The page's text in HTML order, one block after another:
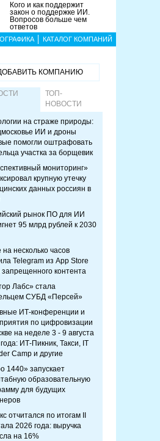
Кого и как поддержит
закон о поддержке ИИ.
Вопросов больше чем
ответов
КАТАЛОГ КОМПАНИЙ
КОМПАНИЮ
ТОП-
НОВОСТИ
на страже природы:
ИИ и дроны
помогли оштрафовать
участка за борщевик
мониторинг»
крупную утечку
данных россиян в
рынок ПО для ИИ
95 млрд рублей к 2030
на несколько часов
Telegram из App Store
запрещенного контента
Лабс» стала
СУБД «Персей»
ИТ-конференции и
по цифровизации
на неделе 3 - 9 августа
ИТ-Пикник, Такси, IT
Camp и другие
1440» запускает
образовательную
для будущих
отчитался по итогам II
2026 года: выручка
на 16%